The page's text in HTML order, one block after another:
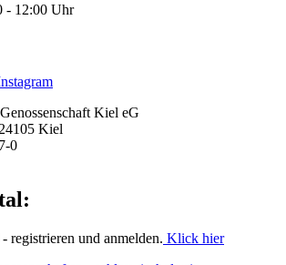
- 12:00 Uhr
Kiel eG
Kiel
0
registrieren und anmelden. Klick hier